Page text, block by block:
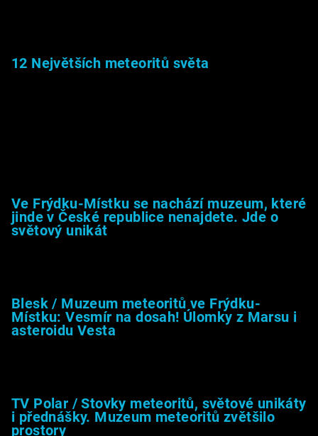
12 Největších meteoritů světa
Ve Frýdku-Místku se nachází muzeum, které
jinde v České republice nenajdete. Jde o
světový unikát
Blesk / Muzeum meteoritů ve Frýdku-
Místku: Vesmír na dosah! Úlomky z Marsu i
asteroidu Vesta
TV Polar / Stovky meteoritů, světové unikáty
i přednášky. Muzeum meteoritů zvětšilo
prostory